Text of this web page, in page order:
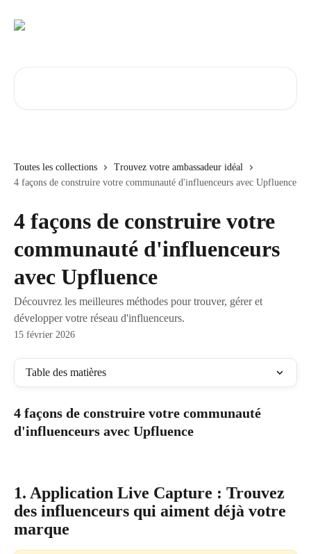
Toutes les collections
Trouvez votre ambassadeur idéal
4 façons de construire votre communauté d'influenceurs avec Upfluence
4 façons de construire votre
communauté d'influenceurs
avec Upfluence
Découvrez les meilleures méthodes pour trouver, gérer et
développer votre réseau d'influenceurs.
15 février 2026
Table des matières
4 façons de construire votre communauté
d'influenceurs avec Upfluence
1. Application Live Capture : Trouvez
des influenceurs qui aiment déjà votre
marque